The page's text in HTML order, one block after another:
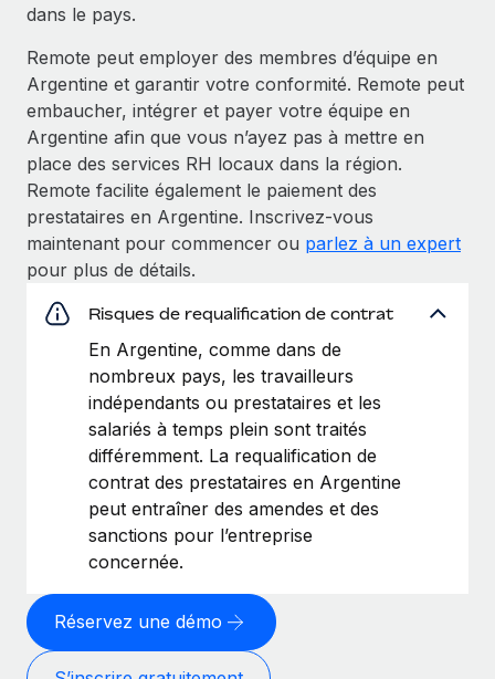
dans le pays.
Remote peut employer des membres d’équipe en
Argentine et garantir votre conformité. Remote peut
embaucher, intégrer et payer votre équipe en
Argentine afin que vous n’ayez pas à mettre en
place des services RH locaux dans la région.
Remote facilite également le paiement des
prestataires en Argentine. Inscrivez-vous
maintenant pour commencer ou parlez à un expert
pour plus de détails.
Risques de requalification de contrat
En Argentine, comme dans de
nombreux pays, les travailleurs
indépendants ou prestataires et les
salariés à temps plein sont traités
différemment. La requalification de
contrat des prestataires en Argentine
peut entraîner des amendes et des
sanctions pour l’entreprise
concernée.
Réservez une démo